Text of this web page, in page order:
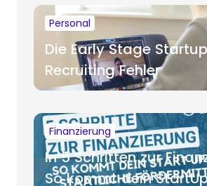
Personal
Die Early Stage Startup
Recruiting Fehler
Finanzierung
In 5 Schritten zur
So kommt dein